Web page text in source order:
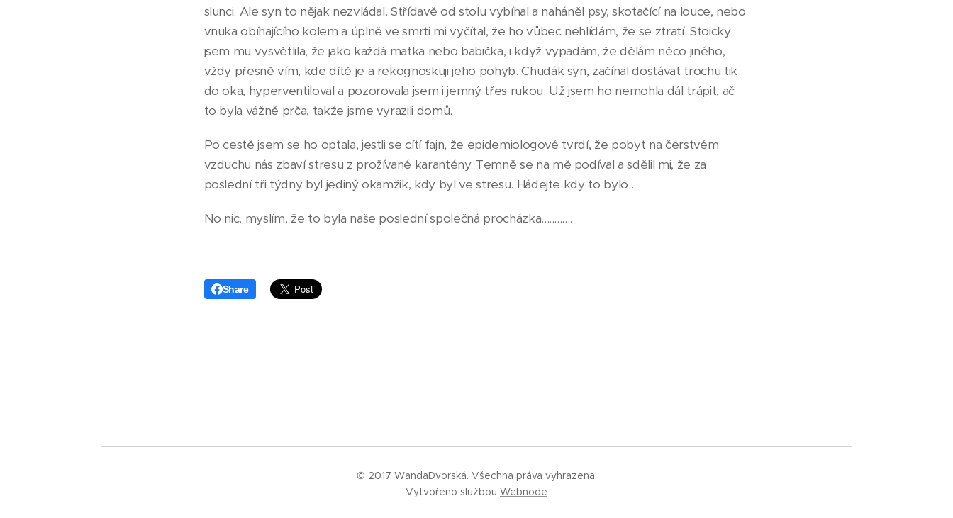
slunci. Ale syn to nějak nezvládal. Střídavě od stolu vybíhal a naháněl psy, skotačící na louce, nebo
vnuka obíhajícího kolem a úplně ve smrti mi vyčítal, že ho vůbec nehlídám, že se ztratí. Stoicky
jsem mu vysvětlila, že jako každá matka nebo babička, i když vypadám, že dělám něco jiného,
vždy přesně vím, kde dítě je a rekognoskuji jeho pohyb. Chudák syn, začínal dostávat trochu tik
do oka, hyperventiloval a pozorovala jsem i jemný třes rukou. Už jsem ho nemohla dál trápit, ač
to byla vážně prča, takže jsme vyrazili domů.
Po cestě jsem se ho optala, jestli se cítí fajn, že epidemiologové tvrdí, že pobyt na čerstvém
vzduchu nás zbaví stresu z prožívané karantény. Temně se na mě podíval a sdělil mi, že za
poslední tři týdny byl jediný okamžik, kdy byl ve stresu. Hádejte kdy to bylo...
No nic, myslím, že to byla naše poslední společná procházka............
Share
© 2017 WandaDvorská. Všechna práva vyhrazena.
Vytvořeno službou Webnode